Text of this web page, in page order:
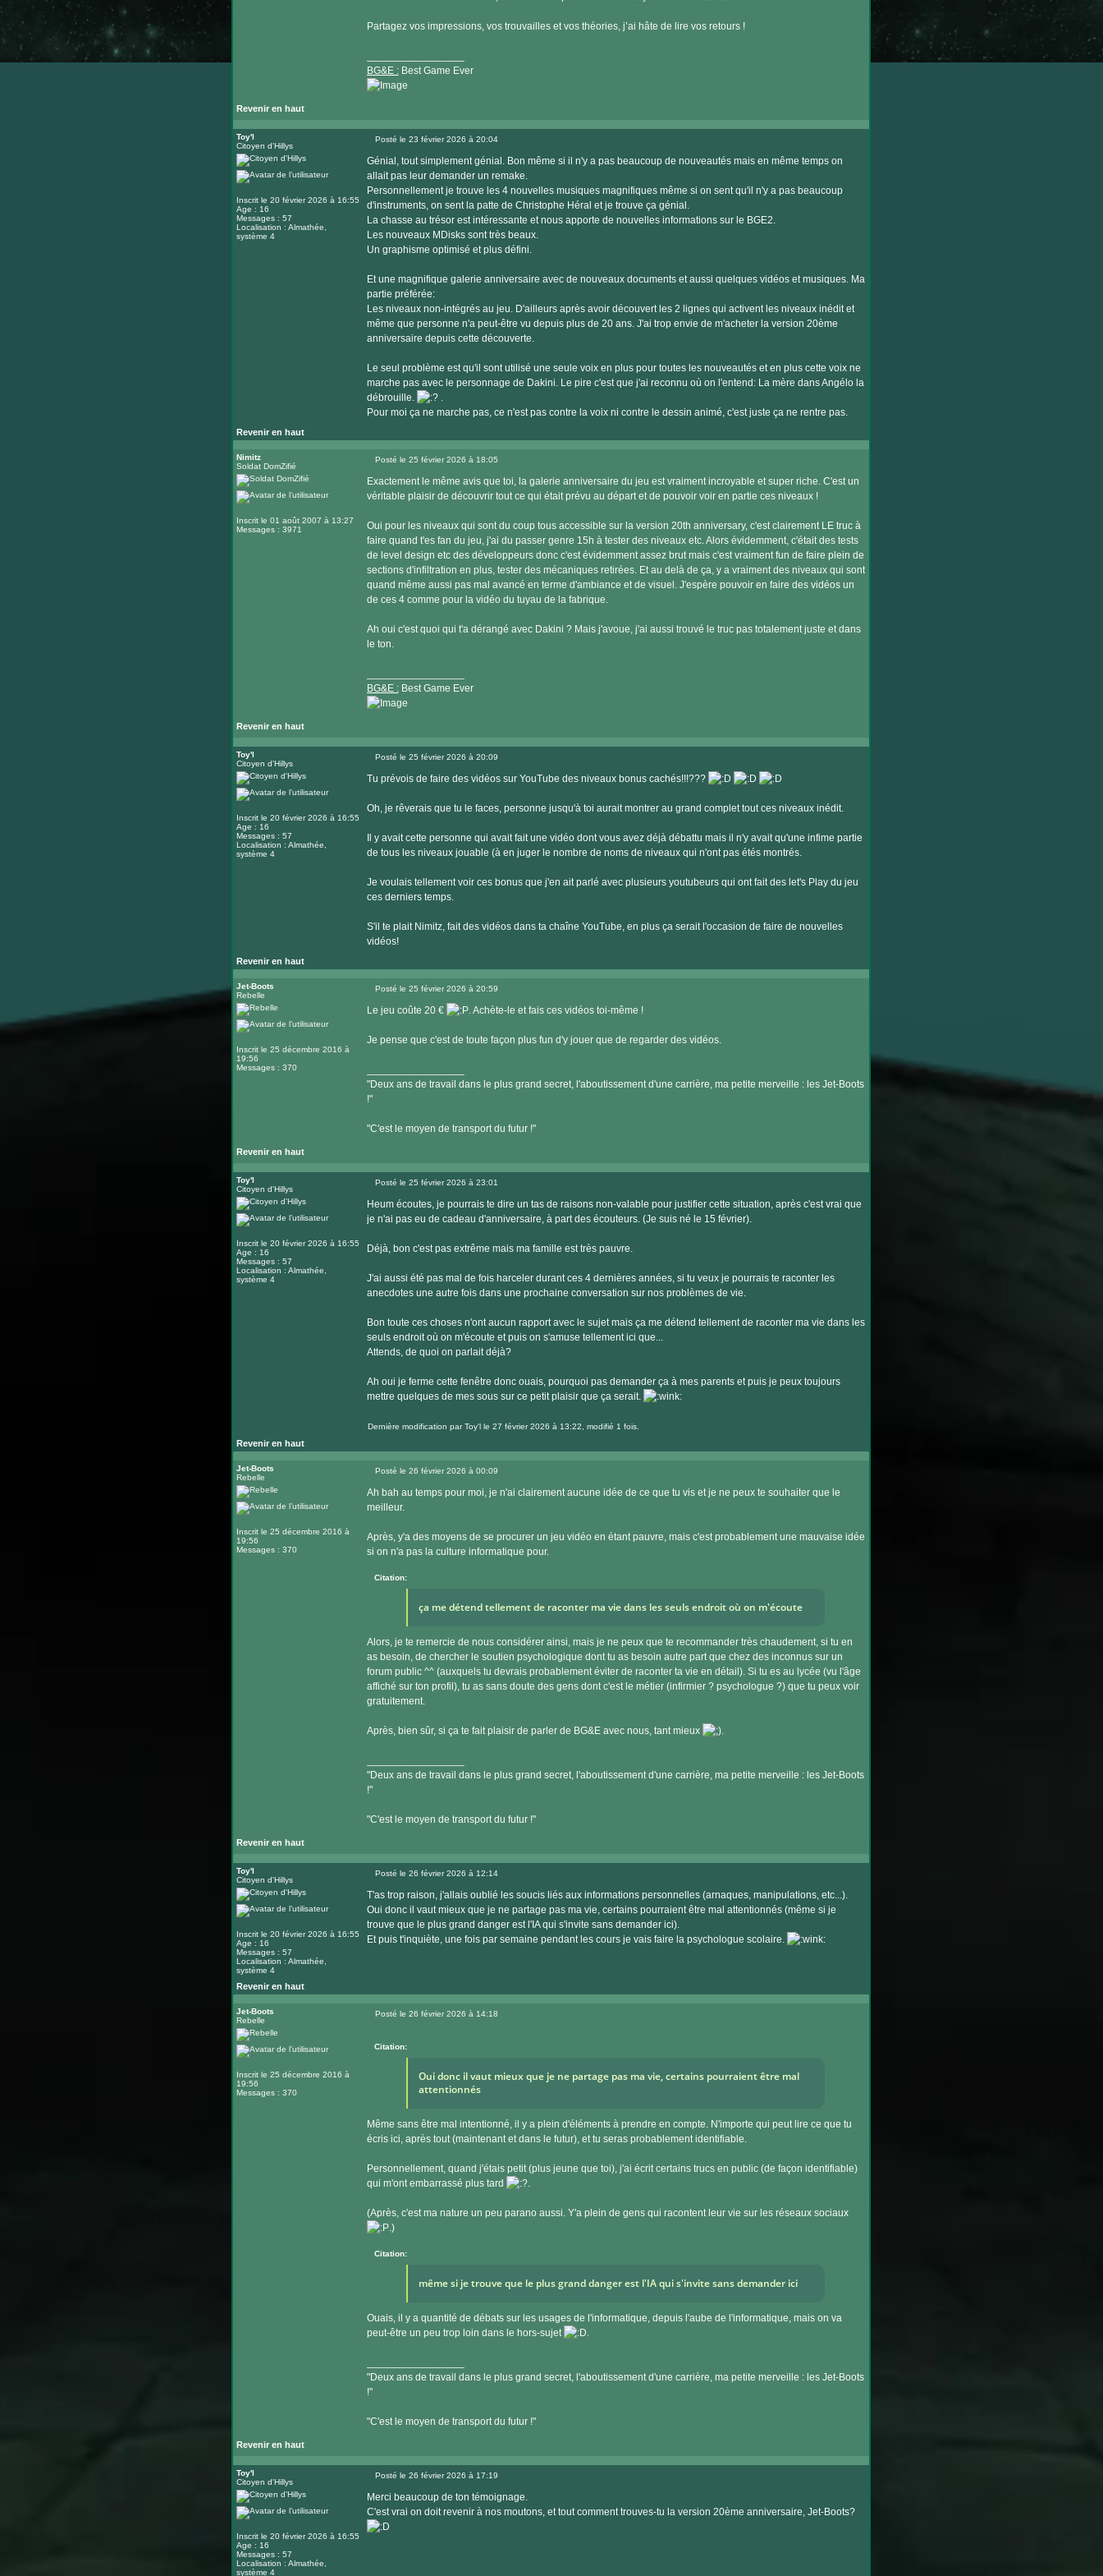
Partagez vos impressions, vos trouvailles et vos théories, j’ai hâte de lire vos retours !
BG&E :Best Game Ever
Revenir en haut
le
site
Toy'l
Citoyen d'Hillys
Inscrit le 20 février 2026 à 16:55
Age : 16
Messages : 57
Localisation : Almathée,
système 4
Posté le 23 février 2026 à 20:04
Génial, tout simplement génial. Bon même si il n'y a pas beaucoup de nouveautés mais en même temps on
allait pas leur demander un remake.
Personnellement je trouve les 4 nouvelles musiques magnifiques même si on sent qu'il n'y a pas beaucoup
d'instruments, on sent la patte de Christophe Héral et je trouve ça génial.
La chasse au trésor est intéressante et nous apporte de nouvelles informations sur le BGE2.
Les nouveaux MDisks sont très beaux.
Un graphisme optimisé et plus défini.
Et une magnifique galerie anniversaire avec de nouveaux documents et aussi quelques vidéos et musiques. Ma
partie préférée:
Les niveaux non-intégrés au jeu. D'ailleurs après avoir découvert les 2 lignes qui activent les niveaux inédit et
même que personne n'a peut-être vu depuis plus de 20 ans. J'ai trop envie de m'acheter la version 20ème
anniversaire depuis cette découverte.
Le seul problème est qu'il sont utilisé une seule voix en plus pour toutes les nouveautés et en plus cette voix ne
marche pas avec le personnage de Dakini. Le pire c'est que j'ai reconnu où on l'entend: La mère dans Angélo la
débrouille.
.
Pour moi ça ne marche pas, ce n'est pas contre la voix ni contre le dessin animé, c'est juste ça ne rentre pas.
Revenir en haut
Nimitz
Soldat DomZifié
Inscrit le 01 août 2007 à 13:27
Messages : 3971
Posté le 25 février 2026 à 18:05
Exactement le même avis que toi, la galerie anniversaire du jeu est vraiment incroyable et super riche. C'est un
véritable plaisir de découvrir tout ce qui était prévu au départ et de pouvoir voir en partie ces niveaux !
Oui pour les niveaux qui sont du coup tous accessible sur la version 20th anniversary, c'est clairement LE truc à
faire quand t'es fan du jeu, j'ai du passer genre 15h à tester des niveaux etc. Alors évidemment, c'était des tests
de level design etc des développeurs donc c'est évidemment assez brut mais c'est vraiment fun de faire plein de
sections d'infiltration en plus, tester des mécaniques retirées. Et au delà de ça, y a vraiment des niveaux qui sont
quand même aussi pas mal avancé en terme d'ambiance et de visuel. J'espère pouvoir en faire des vidéos un
de ces 4 comme pour la vidéo du tuyau de la fabrique.
Ah oui c'est quoi qui t'a dérangé avec Dakini ? Mais j'avoue, j'ai aussi trouvé le truc pas totalement juste et dans
le ton.
BG&E :Best Game Ever
Revenir en haut
le
site
Toy'l
Citoyen d'Hillys
Inscrit le 20 février 2026 à 16:55
Age : 16
Messages : 57
Localisation : Almathée,
système 4
Posté le 25 février 2026 à 20:09
Tu prévois de faire des vidéos sur YouTube des niveaux bonus cachés!!!???
Oh, je rêverais que tu le faces, personne jusqu'à toi aurait montrer au grand complet tout ces niveaux inédit.
Il y avait cette personne qui avait fait une vidéo dont vous avez déjà débattu mais il n'y avait qu'une infime partie
de tous les niveaux jouable (à en juger le nombre de noms de niveaux qui n'ont pas étés montrés.
Je voulais tellement voir ces bonus que j'en ait parlé avec plusieurs youtubeurs qui ont fait des let's Play du jeu
ces derniers temps.
S'il te plait Nimitz, fait des vidéos dans ta chaîne YouTube, en plus ça serait l'occasion de faire de nouvelles
vidéos!
Revenir en haut
Jet-Boots
Rebelle
Inscrit le 25 décembre 2016 à
19:56
Messages : 370
Posté le 25 février 2026 à 20:59
Le jeu coûte 20 € . Achète-le et fais ces vidéos toi-même !
Je pense que c'est de toute façon plus fun d'y jouer que de regarder des vidéos.
"Deux ans de travail dans le plus grand secret, l'aboutissement d'une carrière, ma petite merveille : les Jet-Boots
!"
"C'est le moyen de transport du futur !"
Revenir en haut
Toy'l
Citoyen d'Hillys
Inscrit le 20 février 2026 à 16:55
Age : 16
Messages : 57
Localisation : Almathée,
système 4
Posté le 25 février 2026 à 23:01
Heum écoutes, je pourrais te dire un tas de raisons non-valable pour justifier cette situation, après c'est vrai que
je n'ai pas eu de cadeau d'anniversaire, à part des écouteurs. (Je suis né le 15 février).
Déjà, bon c'est pas extrême mais ma famille est très pauvre.
J'ai aussi été pas mal de fois harceler durant ces 4 dernières années, si tu veux je pourrais te raconter les
anecdotes une autre fois dans une prochaine conversation sur nos problèmes de vie.
Bon toute ces choses n'ont aucun rapport avec le sujet mais ça me détend tellement de raconter ma vie dans les
seuls endroit où on m'écoute et puis on s'amuse tellement ici que...
Attends, de quoi on parlait déjà?
Ah oui je ferme cette fenêtre donc ouais, pourquoi pas demander ça à mes parents et puis je peux toujours
mettre quelques de mes sous sur ce petit plaisir que ça serait.
Dernière modification parToy'lle 27 février 2026 à 13:22, modifié 1 fois.
Revenir en haut
Jet-Boots
Rebelle
Inscrit le 25 décembre 2016 à
19:56
Messages : 370
Posté le 26 février 2026 à 00:09
Ah bah au temps pour moi, je n'ai clairement aucune idée de ce que tu vis et je ne peux te souhaiter que le
meilleur.
Après, y'a des moyens de se procurer un jeu vidéo en étant pauvre, mais c'est probablement une mauvaise idée
si on n'a pas la culture informatique pour.
Citation:
ça me détend tellement de raconter ma vie dans les seuls endroit où on m'écoute
Alors, je te remercie de nous considérer ainsi, mais je ne peux que te recommander très chaudement, si tu en
as besoin, de chercher le soutien psychologique dont tu as besoin autre part que chez des inconnus sur un
forum public ^^ (auxquels tu devrais probablement éviter de raconter ta vie en détail). Si tu es au lycée (vu l'âge
affiché sur ton profil), tu as sans doute des gens dont c'est le métier (infirmier ? psychologue ?) que tu peux voir
gratuitement.
Après, bien sûr, si ça te fait plaisir de parler de BG&E avec nous, tant mieux .
"Deux ans de travail dans le plus grand secret, l'aboutissement d'une carrière, ma petite merveille : les Jet-Boots
!"
"C'est le moyen de transport du futur !"
Revenir en haut
Toy'l
Citoyen d'Hillys
Inscrit le 20 février 2026 à 16:55
Age : 16
Messages : 57
Localisation : Almathée,
système 4
Posté le 26 février 2026 à 12:14
T'as trop raison, j'allais oublié les soucis liés aux informations personnelles (arnaques, manipulations, etc...).
Oui donc il vaut mieux que je ne partage pas ma vie, certains pourraient être mal attentionnés (même si je
trouve que le plus grand danger est l'IA qui s'invite sans demander ici).
Et puis t'inquiète, une fois par semaine pendant les cours je vais faire la psychologue scolaire.
Revenir en haut
Jet-Boots
Rebelle
Inscrit le 25 décembre 2016 à
19:56
Messages : 370
Posté le 26 février 2026 à 14:18
Citation:
Oui donc il vaut mieux que je ne partage pas ma vie, certains pourraient être mal
attentionnés
Même sans être mal intentionné, il y a plein d'éléments à prendre en compte. N'importe qui peut lire ce que tu
écris ici, après tout (maintenant et dans le futur), et tu seras probablement identifiable.
Personnellement, quand j'étais petit (plus jeune que toi), j'ai écrit certains trucs en public (de façon identifiable)
qui m'ont embarrassé plus tard
.
(Après, c'est ma nature un peu parano aussi. Y'a plein de gens qui racontent leur vie sur les réseaux sociaux
.)
Citation:
même si je trouve que le plus grand danger est l'IA qui s'invite sans demander ici
Ouais, il y a quantité de débats sur les usages de l'informatique, depuis l'aube de l'informatique, mais on va
peut-être un peu trop loin dans le hors-sujet
.
"Deux ans de travail dans le plus grand secret, l'aboutissement d'une carrière, ma petite merveille : les Jet-Boots
!"
"C'est le moyen de transport du futur !"
Revenir en haut
Toy'l
Citoyen d'Hillys
Inscrit le 20 février 2026 à 16:55
Age : 16
Messages : 57
Localisation : Almathée,
système 4
Posté le 26 février 2026 à 17:19
Merci beaucoup de ton témoignage.
C'est vrai on doit revenir à nos moutons, et tout comment trouves-tu la version 20ème anniversaire, Jet-Boots?